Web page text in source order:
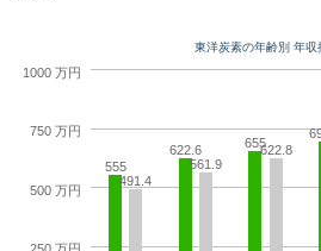
東洋炭素の年齢別 年収
555
622.6 655
491.4
561.9
622.8
1000 万円
500 万円
750 万円